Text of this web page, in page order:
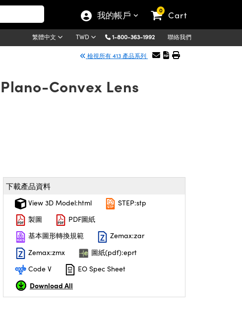
我的帳戶 0 Cart
繁體中文 TWD 1-800-363-1992 聯絡我們
檢視所有 413 產品系列
Convex Lens
下載產品資料
View 3D Model:html
STEP:stp
製圖
PDF圖紙
基本圖形轉換規範
Zemax:zar
Zemax:zmx
圖紙(pdf):eprt
Code V
EO Spec Sheet
Download All